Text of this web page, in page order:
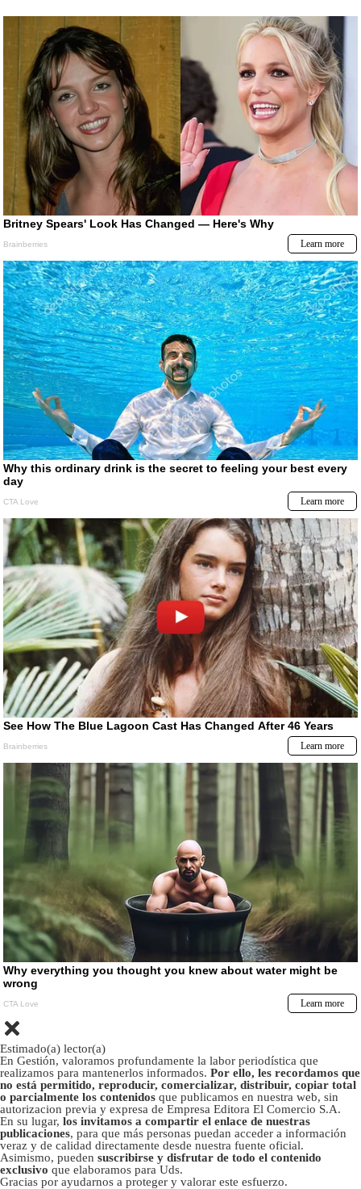
Estimado(a) lector(a)
En Gestión, valoramos profundamente la labor periodística que
realizamos para mantenerlos informados. Por ello, les recordamos que
no está permitido, reproducir, comercializar, distribuir, copiar total
o parcialmente los contenidos que publicamos en nuestra web, sin
autorizacion previa y expresa de Empresa Editora El Comercio S.A.
En su lugar, los invitamos a compartir el enlace de nuestras
publicaciones, para que más personas puedan acceder a información
veraz y de calidad directamente desde nuestra fuente oficial.
Asimismo, pueden suscribirse y disfrutar de todo el contenido
exclusivo que elaboramos para Uds.
Gracias por ayudarnos a proteger y valorar este esfuerzo.